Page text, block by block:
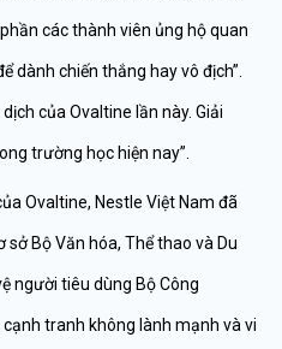
các thành viên ủng hộ quan
dành chiến thắng hay vô địch”.
của Ovaltine lần này. Giải
trường học hiện nay”.
Ovaltine, Nestle Việt Nam đã
Bộ Văn hóa, Thể thao và Du
người tiêu dùng Bộ Công
tranh không lành mạnh và vi